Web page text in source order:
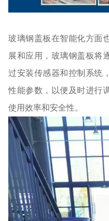
玻璃钢盖板在智能化方面
展和应用，玻璃钢盖板将
过安装传感器和控制系统
性能参数，以便及时进行
使用效率和安全性。